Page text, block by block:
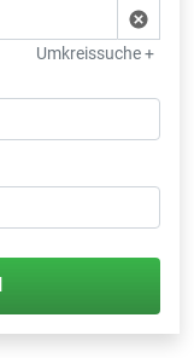
Umkreissuche +